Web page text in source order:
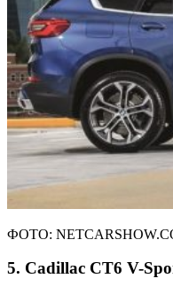
ФОТО:
5. Cadillac CT6 V-